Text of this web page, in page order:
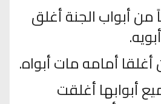
من أبواب الجنة أغلق
أغلقا أمامه مات أبواه.
أبوابها أغلقت